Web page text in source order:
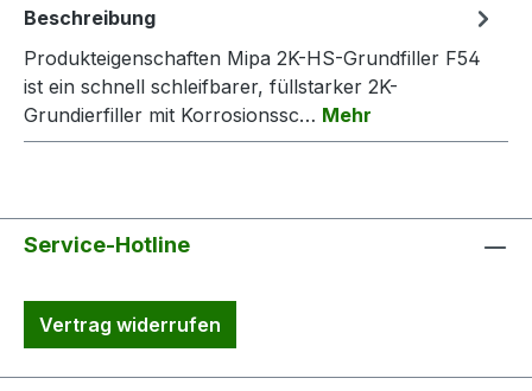
Beschreibung
Produkteigenschaften Mipa 2K-HS-Grundfiller F54
ist ein schnell schleifbarer, füllstarker 2K-
Grundierfiller mit Korrosionssc… Mehr
Service-Hotline
Vertrag widerrufen